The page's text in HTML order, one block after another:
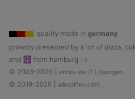
quality made in germany
prowdly presented by a lot of pizza,
and ☮ from hamburg ;-)
© 2003-2026 | enbox.de IT Lösungen
© 2019-2026 | allesoffen.com